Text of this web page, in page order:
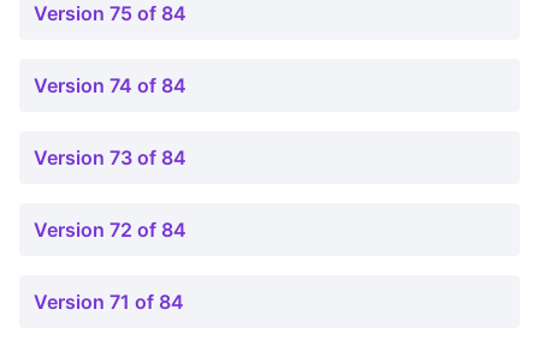
Version 75 of 84
Version 74 of 84
Version 73 of 84
Version 72 of 84
Version 71 of 84